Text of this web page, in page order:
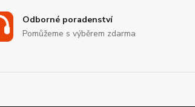
Odborné poradenství
Pomůžeme s výběrem zdarma